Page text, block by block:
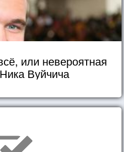
или невероятная
Вуйчича